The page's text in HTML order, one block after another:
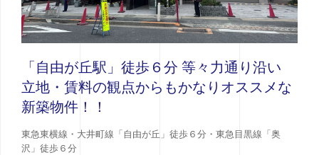
「自由が丘駅」徒歩６分 等々力通り沿い
立地・賃料の観点からもかなりオススメな
新築物件！！
東急東横線・大井町線「自由が丘」徒歩６分・東急目黒線「奥
沢」徒歩６分